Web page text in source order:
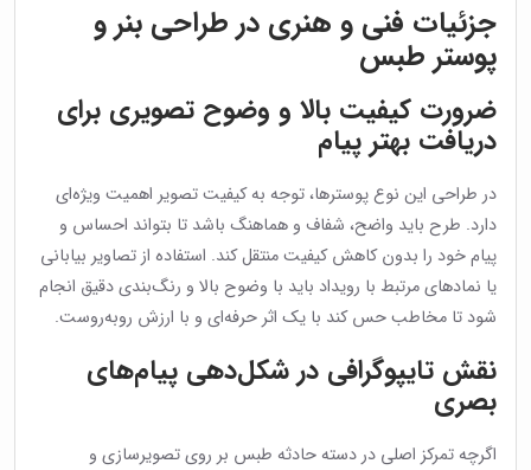
جزئیات فنی و هنری در طراحی بنر و
پوستر طبس
ضرورت کیفیت بالا و وضوح تصویری برای
دریافت بهتر پیام
در طراحی این نوع پوسترها، توجه به کیفیت تصویر اهمیت ویژه‌ای
دارد. طرح باید واضح، شفاف و هماهنگ باشد تا بتواند احساس و
پیام خود را بدون کاهش کیفیت منتقل کند. استفاده از تصاویر بیابانی
یا نمادهای مرتبط با رویداد باید با وضوح بالا و رنگ‌بندی دقیق انجام
شود تا مخاطب حس کند با یک اثر حرفه‌ای و با ارزش روبه‌روست.
نقش تایپوگرافی در شکل‌دهی پیام‌های
بصری
اگرچه تمرکز اصلی در دسته حادثه طبس بر روی تصویرسازی و